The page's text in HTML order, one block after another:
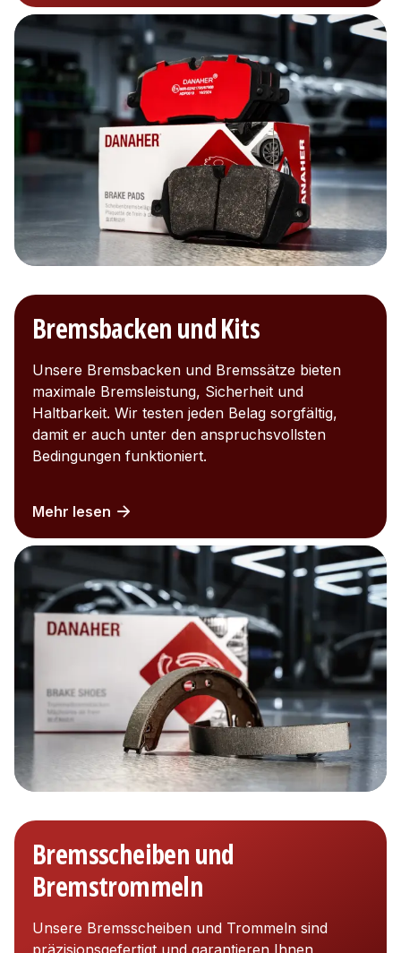
Bremsbacken und Kits
Unsere Bremsbacken und Bremssätze bieten
maximale Bremsleistung, Sicherheit und
Haltbarkeit. Wir testen jeden Belag sorgfältig,
damit er auch unter den anspruchsvollsten
Bedingungen funktioniert.
Mehr lesen
Bremsscheiben und
Bremstrommeln
Unsere Bremsscheiben und Trommeln sind